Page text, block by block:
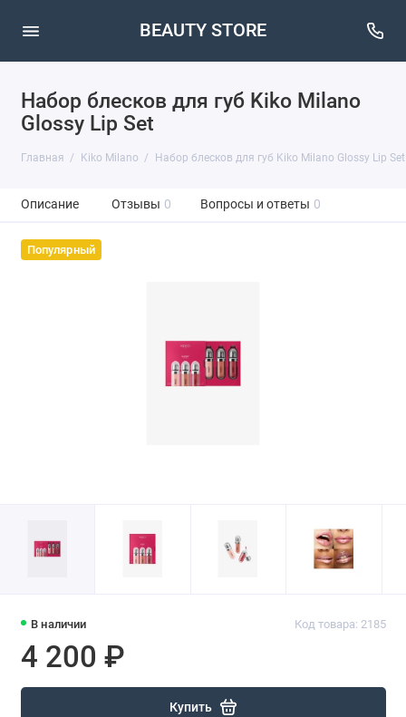
BEAUTY STORE
Набор блесков для губ Kiko Milano
Glossy Lip Set
Главная Kiko Milano Набор блесков для губ Kiko Milano Glossy Lip Set
Описание Отзывы 0 Вопросы и ответы 0
Популярный
В наличии Код товара: 2185
4 200 ₽
Купить